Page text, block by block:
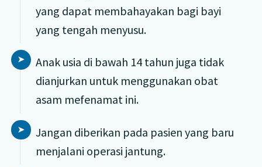
yang dapat membahayakan bagi bayi
yang tengah menyusu.
Anak usia di bawah 14 tahun juga tidak
dianjurkan untuk menggunakan obat
asam mefenamat ini.
Jangan diberikan pada pasien yang baru
menjalani operasi jantung.